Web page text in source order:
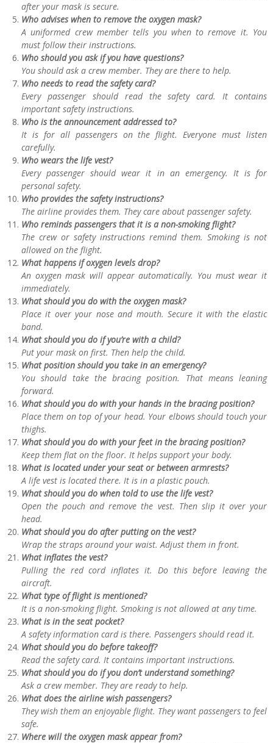
after your mask is secure.
Who advises when to remove the oxygen mask?
A uniformed crew member tells you when to remove it. You
must follow their instructions.
Who should you ask if you have questions?
You should ask a crew member. They are there to help.
Who needs to read the safety card?
Every passenger should read the safety card. It contains
important safety instructions.
Who is the announcement addressed to?
It is for all passengers on the flight. Everyone must listen
carefully.
Who wears the life vest?
Every passenger should wear it in an emergency. It is for
personal safety.
Who provides the safety instructions?
The airline provides them. They care about passenger safety.
Who reminds passengers that it is a non-smoking flight?
The crew or safety instructions remind them. Smoking is not
allowed on the flight.
What happens if oxygen levels drop?
An oxygen mask will appear automatically. You must wear it
immediately.
What should you do with the oxygen mask?
Place it over your nose and mouth. Secure it with the elastic
band.
What should you do if you’re with a child?
Put your mask on first. Then help the child.
What position should you take in an emergency?
You should take the bracing position. That means leaning
forward.
What should you do with your hands in the bracing position?
Place them on top of your head. Your elbows should touch your
thighs.
What should you do with your feet in the bracing position?
Keep them flat on the floor. It helps support your body.
What is located under your seat or between armrests?
A life vest is located there. It is in a plastic pouch.
What should you do when told to use the life vest?
Open the pouch and remove the vest. Then slip it over your
head.
What should you do after putting on the vest?
Wrap the straps around your waist. Adjust them in front.
What inflates the vest?
Pulling the red cord inflates it. Do this before leaving the
aircraft.
What type of flight is mentioned?
It is a non-smoking flight. Smoking is not allowed at any time.
What is in the seat pocket?
A safety information card is there. Passengers should read it.
What should you do before takeoff?
Read the safety card. It contains important instructions.
What should you do if you don’t understand something?
Ask a crew member. They are ready to help.
What does the airline wish passengers?
They wish them an enjoyable flight. They want passengers to feel
safe.
Where will the oxygen mask appear from?